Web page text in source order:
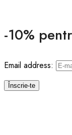
-10%
Email address: